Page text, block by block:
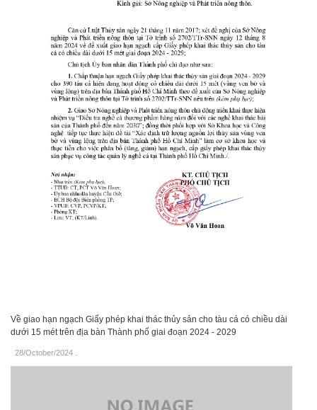
Về giao hạn ngạch Giấy phép khai thác thủy sản cho tàu cá có chiều dài
dưới 15 mét trên địa bàn Thành phố giai đoạn 2024 - 2029
28/October/2024